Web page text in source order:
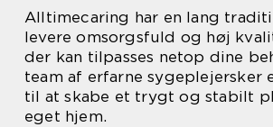
Alltimecaring har en lang
levere omsorgsfuld og høj
der kan tilpasses netop dine
team af erfarne sygeplejersker
til at skabe et trygt og stabilt
eget hjem.